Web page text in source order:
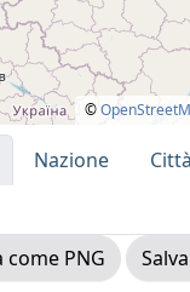
©
Nazione
Città
come PNG